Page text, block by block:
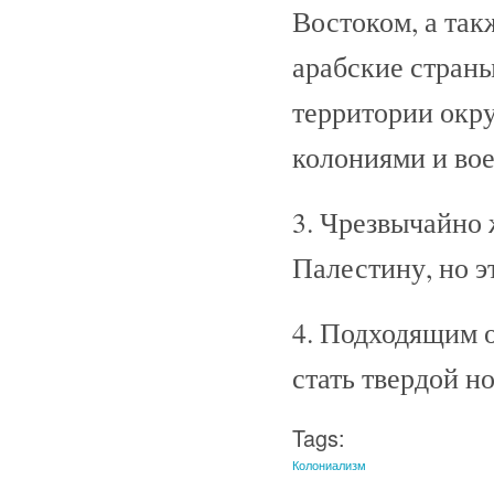
Востоком, а
арабские
территории
колониями и
3. Чрезвычайно
Палестину, но
4. Подходящим
стать твердой
Tags:
Колониализм